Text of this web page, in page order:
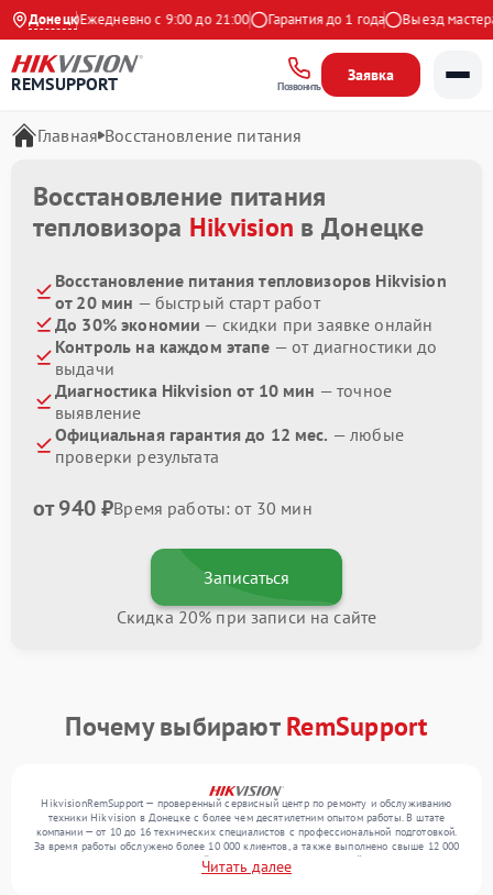
ДонецкЕжедневно с 9:00 до 21:00 Гарантия до 1 года Выезд мастера
REMSUPPORT Позвонить
Заявка
Главная Восстановление питания
Восстановление питания
тепловизора Hikvision в Донецке
Восстановление питания тепловизоров Hikvision
от 20 мин — быстрый старт работ
До 30% экономии — скидки при заявке онлайн
Контроль на каждом этапе — от диагностики до
выдачи
Диагностика Hikvision от 10 мин — точное
выявление
Официальная гарантия до 12 мес. — любые
проверки результата
от 940 ₽Время работы: от 30 мин
Записаться
Скидка 20% при записи на сайте
Почему выбираютRemSupport
HikvisionRemSupport — проверенный сервисный центр по ремонту и обслуживанию
техники Hikvision в Донецке с более чем десятилетним опытом работы. В штате
компании — от 10 до 16 технических специалистов с профессиональной подготовкой.
За время работы обслужено более 10 000 клиентов, а также выполнено свыше 12 000
ремонтов. Ежемесячно в сервисный центр поступает от 300 устройств, включая , , . Мы
выполняем ремонт различного уровня сложности и обеспечиваем надежный
Читать далее